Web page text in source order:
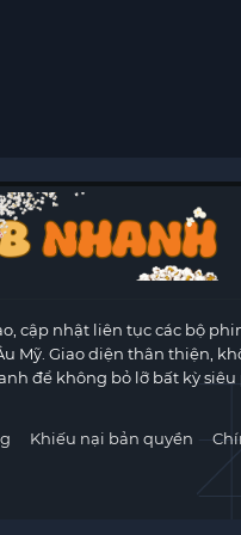
cập nhật liên tục các bộ
Mỹ. Giao diện thân thiện,
để không bỏ lỡ bất kỳ
Khiếu nại bản quyền